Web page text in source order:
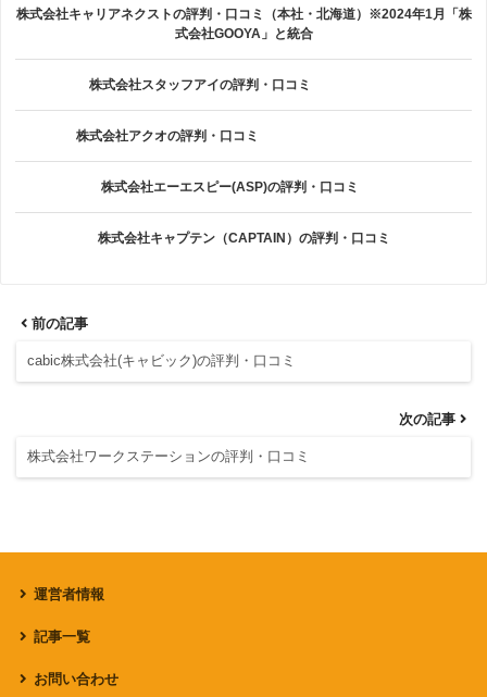
株式会社キャリアネクストの評判・口コミ（本社・北海道）※2024年1月「株
式会社GOOYA」と統合
株式会社スタッフアイの評判・口コミ
株式会社アクオの評判・口コミ
株式会社エーエスピー(ASP)の評判・口コミ
株式会社キャプテン（CAPTAIN）の評判・口コミ
前の記事
cabic株式会社(キャビック)の評判・口コミ
次の記事
株式会社ワークステーションの評判・口コミ
運営者情報
記事一覧
お問い合わせ